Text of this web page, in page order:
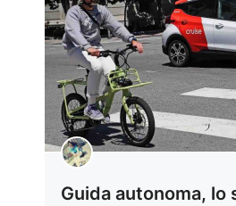
Guida autonoma, lo